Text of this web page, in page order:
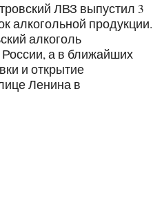
ЛВЗ выпустил 3
алкогольной продукции.
алкоголь
России, а в ближайших
и открытие
Ленина в